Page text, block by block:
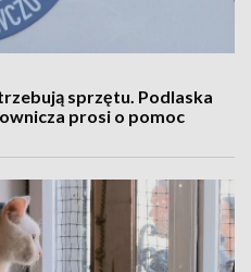
sprzętu. Podlaska
prosi o pomoc